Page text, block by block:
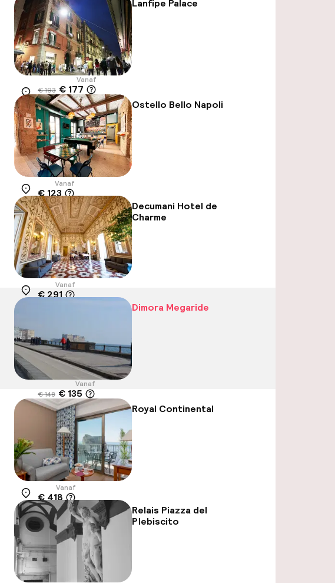
Lanfipe Palace
Locatie
Vanaf
€ 193 € 177
-8% Ostello Bello Napoli
Locatie
Vanaf
€ 123
Decumani Hotel de
Charme
Locatie
Vanaf
€ 291
Dimora Megaride
Locatie
Vanaf
€ 148 € 135
-9% Royal Continental
Locatie
Vanaf
€ 418
Relais Piazza del
Plebiscito